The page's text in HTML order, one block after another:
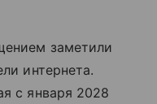
заметили
интернета.
с января 2028